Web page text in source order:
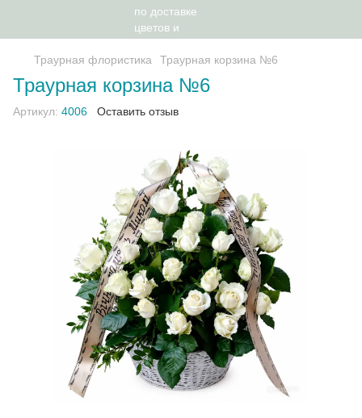
Траурная флористика Траурная корзина №6
Траурная корзина №6
Артикул: 4006 Оставить отзыв